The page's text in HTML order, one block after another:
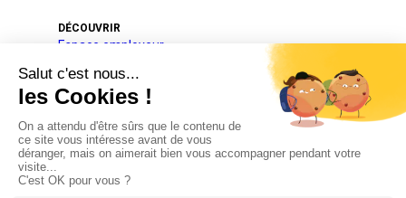
DÉCOUVRIR
Espace employeur
Projets pédagogique et éducatif
Qui sommes-nous
Nos partenaires
Actualités